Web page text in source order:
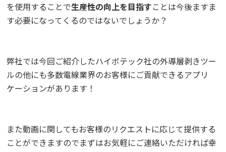
を使用することで生産性の向上を目指すことは今後ますま
す必要になってくるのではないでしょうか？
弊社では今回ご紹介したハイボテック社の外導層剥きツー
ルの他にも多数電線業界のお客様にご貢献できるアプリ
ケーションがあります！
また動画に関してもお客様のリクエストに応じて提供する
ことができますのでまずはお気軽にご連絡いただければ幸